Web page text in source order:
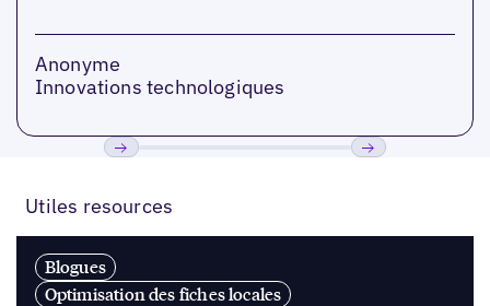
Anonyme
Innovations technologiques
Utiles resources
Blogues
Optimisation des fiches locales